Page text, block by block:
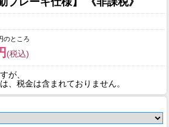
のところ
(税込)
が、
、税金は含まれておりません。